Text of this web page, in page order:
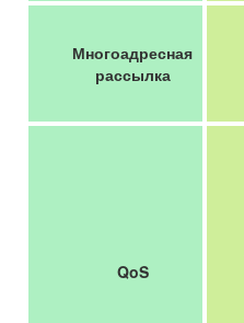
Многоадресная
рассылка
QoS